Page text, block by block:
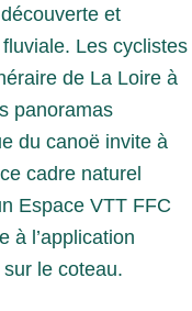
et
Les cyclistes
de La Loire à
panoramas
du canoë invite à
cadre naturel
Espace VTT FFC
à l’application
le coteau.